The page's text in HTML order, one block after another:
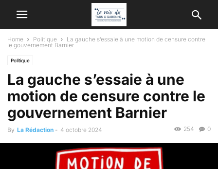
Home Politique
La gauche s’essaie à une motion de censure contre
le gouvernement Barnier
Politique
La gauche s’essaie à une
motion de censure contre le
gouvernement Barnier
By La Rédaction - 4 octobre 2024 0
254